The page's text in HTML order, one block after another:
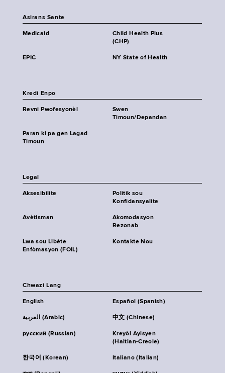
Asirans Sante
Medicaid
Child Health Plus
(CHP)
EPIC NY State of Health
Kredi Enpo
Revni Pwofesyonèl
Swen
Timoun/Depandan
Paran ki pa gen Lagad
Timoun
Legal
Aksesibilite
Politik sou
Konfidansyalite
Avètisman
Akomodasyon
Rezonab
Lwa sou Libète
Enfòmasyon (FOIL)
Kontakte Nou
Chwazi Lang
English Español (Spanish)
العربية (Arabic) 中文 (Chinese)
русский (Russian)
Kreyòl Ayisyen
(Haitian-Creole)
한국어 (Korean) Italiano (Italian)